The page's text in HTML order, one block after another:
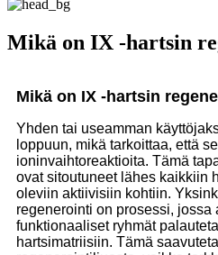
Mikä on IX -hartsin
Mikä on IX -hartsin
Yhden tai useamman
loppuun, mikä tarkoittaa, että
ioninvaihtoreaktioita. Tämä
ovat sitoutuneet lähes kaikkiin
oleviin aktiivisiin kohtiin.
regenerointi on prosessi, jossa
funktionaaliset ryhmät
hartsimatriisiin. Tämä